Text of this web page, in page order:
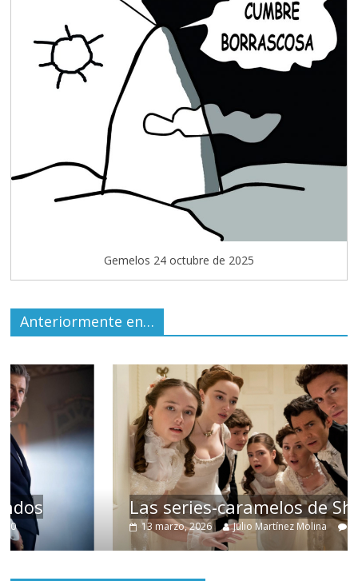
Gemelos 24 octubre de 2025
Anteriormente en…
Las series-caramelos de Shondaland
Julio Martínez Molina 0